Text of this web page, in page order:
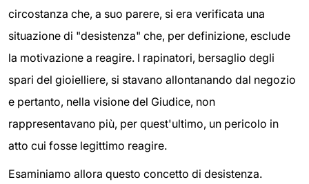
circostanza che, a suo parere, si era verificata una
situazione di "desistenza" che, per definizione, esclude
la motivazione a reagire. I rapinatori, bersaglio degli
spari del gioielliere, si stavano allontanando dal negozio
e pertanto, nella visione del Giudice, non
rappresentavano più, per quest'ultimo, un pericolo in
atto cui fosse legittimo reagire.
Esaminiamo allora questo concetto di desistenza.